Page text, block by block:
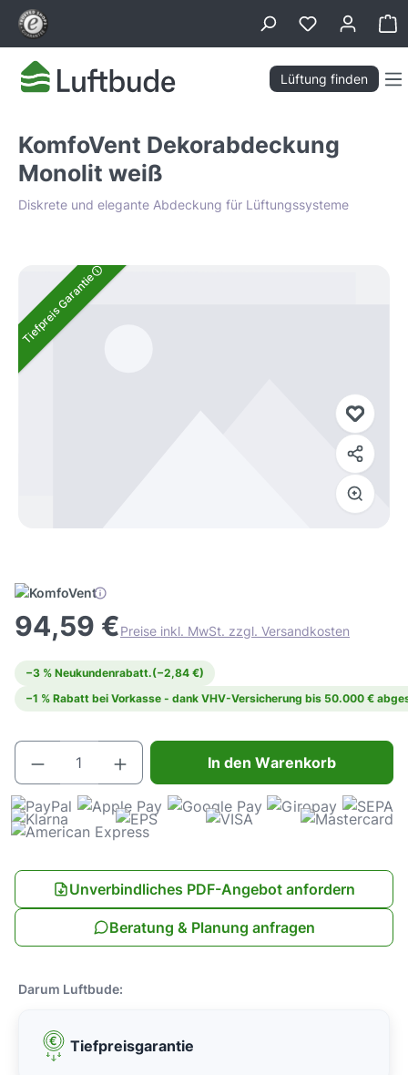
springen
Lüftung finden
KomfoVent Dekorabdeckung
Monolit weiß
Diskrete und elegante Abdeckung für Lüftungssysteme
Bildergalerie überspringen
Tiefpreis Garantie
94,59 €Preise inkl. MwSt. zzgl. Versandkosten
−3 % Neukundenrabatt.(−2,84 €)
−1 % Rabatt bei Vorkasse - dank VHV-Versicherung bis 50.000 €
Produkt Anzahl: Gib den gewünschten
In den Warenkorb
Unverbindliches PDF-Angebot anfordern
Beratung & Planung anfragen
Darum Luftbude:
Tiefpreisgarantie